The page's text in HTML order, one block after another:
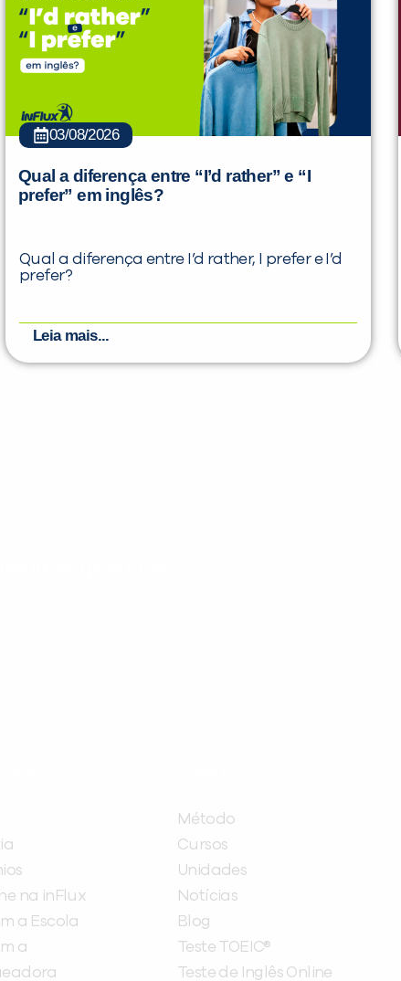
03/08/2026
Qual a diferença entre “I’d rather” e “I
prefer” em inglês?
Qual a diferença entre I’d rather, I prefer e I’d
prefer?
Leia mais...
na inFlux
a Escola
a
Método
Cursos
Unidades
Notícias
Blog
Teste TOEIC®
Teste de Inglês Online